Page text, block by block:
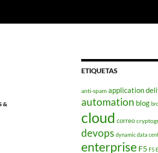
&
ETIQUETAS
anti-spam application
automation blog
cloud correo
devops dynamic data
enterprise F5 F5